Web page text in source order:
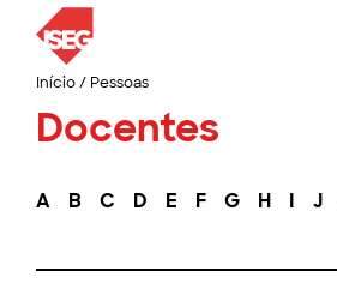
Início/ Pessoas
Docentes
A B C D E F G H I J